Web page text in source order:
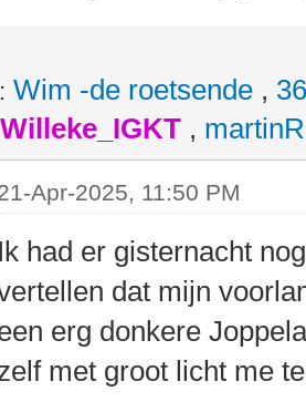
Wim -de roetsende ,
Willeke_IGKT , martinR
Apr-2025, 11:50 PM
Ik had er gisternacht
dat mijn
erg donkere
met groot licht me